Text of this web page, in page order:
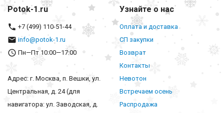
Potok-1.ru
+7 (499) 110-51-44
info@potok-1.ru
Пн—Пт 10:00—17:00
Адрес: г. Москва, п. Вешки, ул.
Центральная, д. 24 (для
навигатора: ул. Заводская, д.
Узнайте о нас
Оплата и доставка
СП закупки
Возврат
Контакты
Невотон
Встречаем осень
Распродажа